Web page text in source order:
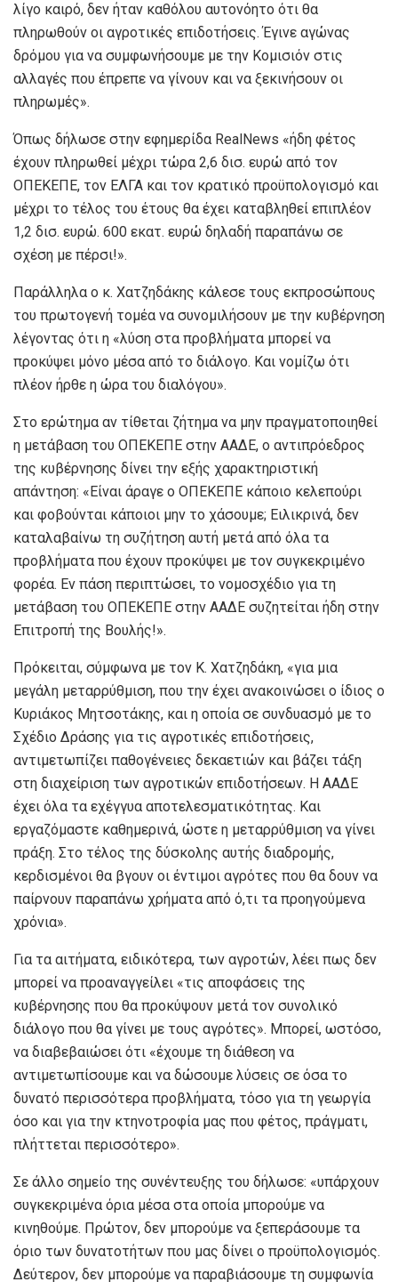
λίγο καιρό, δεν ήταν καθόλου αυτονόητο ότι θα
πληρωθούν οι αγροτικές επιδοτήσεις. Έγινε αγώνας
δρόμου για να συμφωνήσουμε με την Κομισιόν στις
αλλαγές που έπρεπε να γίνουν και να ξεκινήσουν οι
πληρωμές».
Όπως δήλωσε στην εφημερίδα RealNews «ήδη φέτος
έχουν πληρωθεί μέχρι τώρα 2,6 δισ. ευρώ από τον
ΟΠΕΚΕΠΕ, τον ΕΛΓΑ και τον κρατικό προϋπολογισμό και
μέχρι το τέλος του έτους θα έχει καταβληθεί επιπλέον
1,2 δισ. ευρώ. 600 εκατ. ευρώ δηλαδή παραπάνω σε
σχέση με πέρσι!».
Παράλληλα ο κ. Χατζηδάκης κάλεσε τους εκπροσώπους
του πρωτογενή τομέα να συνομιλήσουν με την κυβέρνηση
λέγοντας ότι η «λύση στα προβλήματα μπορεί να
προκύψει μόνο μέσα από το διάλογο. Και νομίζω ότι
πλέον ήρθε η ώρα του διαλόγου».
Στο ερώτημα αν τίθεται ζήτημα να μην πραγματοποιηθεί
η μετάβαση του ΟΠΕΚΕΠΕ στην ΑΑΔΕ, ο αντιπρόεδρος
της κυβέρνησης δίνει την εξής χαρακτηριστική
απάντηση: «Είναι άραγε ο ΟΠΕΚΕΠΕ κάποιο κελεπούρι
και φοβούνται κάποιοι μην το χάσουμε; Ειλικρινά, δεν
καταλαβαίνω τη συζήτηση αυτή μετά από όλα τα
προβλήματα που έχουν προκύψει με τον συγκεκριμένο
φορέα. Εν πάση περιπτώσει, το νομοσχέδιο για τη
μετάβαση του ΟΠΕΚΕΠΕ στην ΑΑΔΕ συζητείται ήδη στην
Επιτροπή της Βουλής!».
Πρόκειται, σύμφωνα με τον Κ. Χατζηδάκη, «για μια
μεγάλη μεταρρύθμιση, που την έχει ανακοινώσει ο ίδιος ο
Κυριάκος Μητσοτάκης, και η οποία σε συνδυασμό με το
Σχέδιο Δράσης για τις αγροτικές επιδοτήσεις,
αντιμετωπίζει παθογένειες δεκαετιών και βάζει τάξη
στη διαχείριση των αγροτικών επιδοτήσεων. Η ΑΑΔΕ
έχει όλα τα εχέγγυα αποτελεσματικότητας. Και
εργαζόμαστε καθημερινά, ώστε η μεταρρύθμιση να γίνει
πράξη. Στο τέλος της δύσκολης αυτής διαδρομής,
κερδισμένοι θα βγουν οι έντιμοι αγρότες που θα δουν να
παίρνουν παραπάνω χρήματα από ό,τι τα προηγούμενα
χρόνια».
Για τα αιτήματα, ειδικότερα, των αγροτών, λέει πως δεν
μπορεί να προαναγγείλει «τις αποφάσεις της
κυβέρνησης που θα προκύψουν μετά τον συνολικό
διάλογο που θα γίνει με τους αγρότες». Μπορεί, ωστόσο,
να διαβεβαιώσει ότι «έχουμε τη διάθεση να
αντιμετωπίσουμε και να δώσουμε λύσεις σε όσα το
δυνατό περισσότερα προβλήματα, τόσο για τη γεωργία
όσο και για την κτηνοτροφία μας που φέτος, πράγματι,
πλήττεται περισσότερο».
Σε άλλο σημείο της συνέντευξης του δήλωσε: «υπάρχουν
συγκεκριμένα όρια μέσα στα οποία μπορούμε να
κινηθούμε. Πρώτον, δεν μπορούμε να ξεπεράσουμε τα
όριο των δυνατοτήτων που μας δίνει ο προϋπολογισμός.
Δεύτερον, δεν μπορούμε να παραβιάσουμε τη συμφωνία